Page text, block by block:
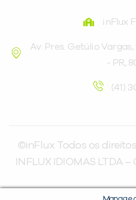
inFlux
Av. Pres. Getúlio
- PR,
(41)
©inFlux Todos os
INFLUX IDIOMAS LTDA –